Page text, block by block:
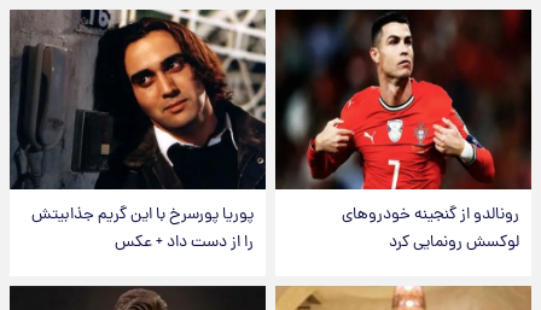
رونالدو از گنجینه خودروهای
لوکسش رونمایی کرد
پوریا پورسرخ با این گریم جذابیتش
را از دست داد + عکس